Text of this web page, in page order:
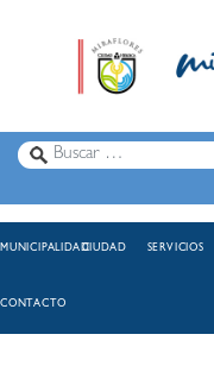
MUNICIPALIDADCIUDAD SERVICIOS
CONTACTO